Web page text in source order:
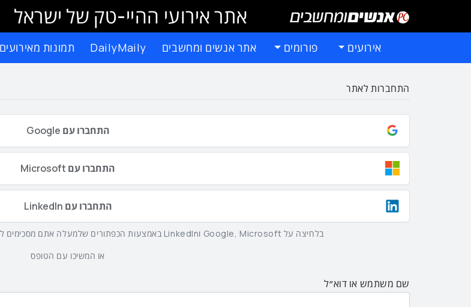
אתר אירועי ההיי-טק של ישראל
אירועים פורומים אתר אנשים ומחשבים DailyMaily תמונות מאירועים
התחברות לאתר
התחברו עם Google
התחברו עם Microsoft
התחברו עם LinkedIn
בלחיצה על Google, Microsoft וLinkedIn באמצעות הכפתורים שלמעלה אתם מסכימים ל
או המשיכו עם הטופס
שם משתמש או דוא״ל